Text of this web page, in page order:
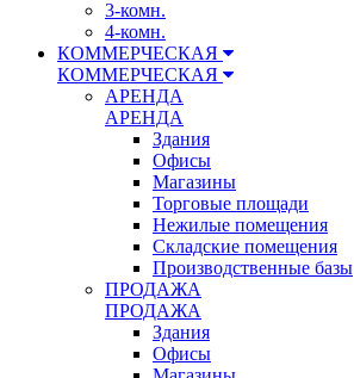
3-комн.
4-комн.
КОММЕРЧЕСКАЯ
КОММЕРЧЕСКАЯ
АРЕНДА
АРЕНДА
Здания
Офисы
Магазины
Торговые площади
Нежилые помещения
Складские помещения
Производственные базы
ПРОДАЖА
ПРОДАЖА
Здания
Офисы